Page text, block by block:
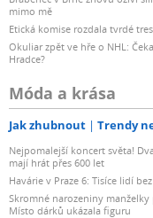
mimo mě
Etická komise rozdala tvrdé
Okuliar zpět ve hře o NHL:
Hradce?
Móda a krása
Jak zhubnout Trendy
Nejpomalejší koncert světa!
mají hrát přes 600 let
Havárie v Praze 6: Tisíce lidí
Skromné narozeniny
Místo dárků ukázala figuru